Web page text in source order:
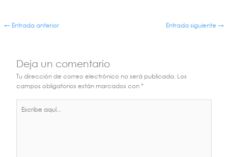
← Entrada anterior Entrada siguiente →
Deja un comentario
Tu dirección de correo electrónico no será publicada. Los
campos obligatorios están marcados con *
aquí...